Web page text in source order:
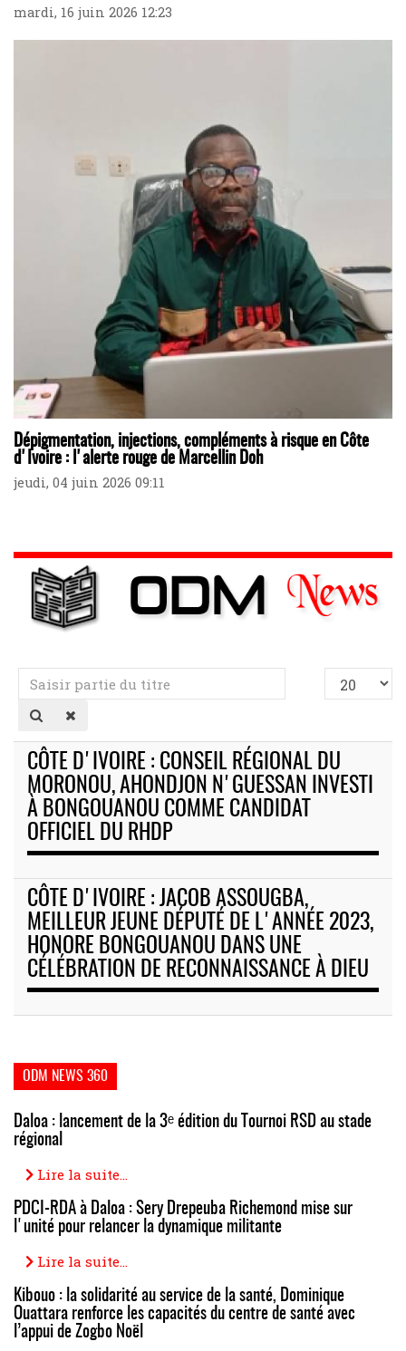
mardi, 16 juin 2026 12:23
Dépigmentation, injections, compléments à risque en Côte
d'Ivoire : l'alerte rouge de Marcellin Doh
jeudi, 04 juin 2026 09:11
Saisir
partie
du
titre
Afficher
#
CÔTE D'IVOIRE : CONSEIL RÉGIONAL DU
MORONOU, AHONDJON N'GUESSAN INVESTI
À BONGOUANOU COMME CANDIDAT
OFFICIEL DU RHDP
CÔTE D'IVOIRE : JACOB ASSOUGBA,
MEILLEUR JEUNE DÉPUTÉ DE L'ANNÉE 2023,
HONORE BONGOUANOU DANS UNE
CÉLÉBRATION DE RECONNAISSANCE À DIEU
ODM NEWS 360
Daloa : lancement de la 3ᵉ édition du Tournoi RSD au stade
régional
Lire la suite...
PDCI-RDA à Daloa : Sery Drepeuba Richemond mise sur
l'unité pour relancer la dynamique militante
Lire la suite...
Kibouo : la solidarité au service de la santé, Dominique
Ouattara renforce les capacités du centre de santé avec
l’appui de Zogbo Noël